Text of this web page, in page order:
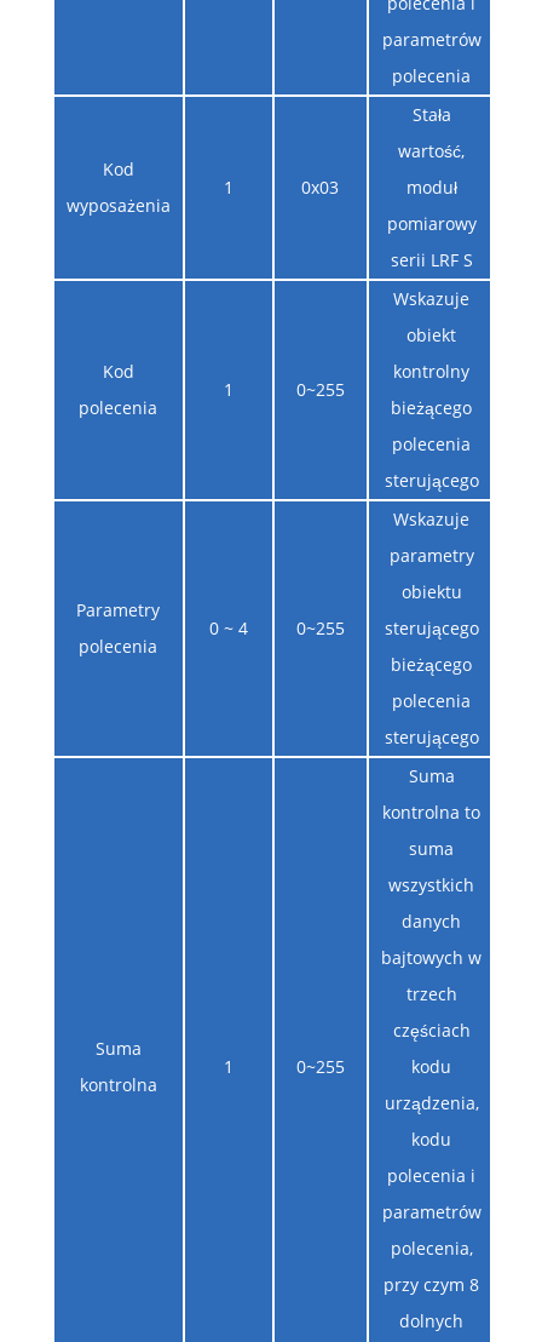
parametrów
polecenia
Kod
wyposażenia
1 0x03
Stała
wartość,
moduł
pomiarowy
serii LRF S
Kod
polecenia
1 0~255
Wskazuje
obiekt
kontrolny
bieżącego
polecenia
sterującego
Parametry
polecenia
0 ~ 4 0~255
Wskazuje
parametry
obiektu
sterującego
bieżącego
polecenia
sterującego
Suma
kontrolna
1 0~255
Suma
kontrolna to
suma
wszystkich
danych
bajtowych w
trzech
częściach
kodu
urządzenia,
kodu
polecenia i
parametrów
polecenia,
przy czym 8
dolnych